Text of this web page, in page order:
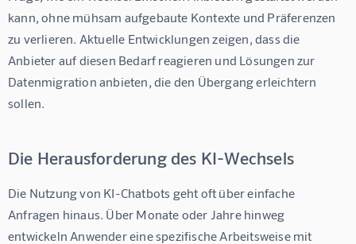
kann, ohne mühsam aufgebaute Kontexte und Präferenzen
zu verlieren. Aktuelle Entwicklungen zeigen, dass die
Anbieter auf diesen Bedarf reagieren und Lösungen zur
Datenmigration anbieten, die den Übergang erleichtern
sollen.
Die Herausforderung des KI-Wechsels
Die Nutzung von KI-Chatbots geht oft über einfache
Anfragen hinaus. Über Monate oder Jahre hinweg
entwickeln Anwender eine spezifische Arbeitsweise mit